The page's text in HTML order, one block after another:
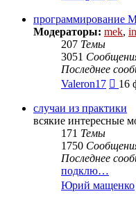
программирование
Модераторы: mek,
207 Темы
3051
Последнее
Valeron17
16
случаи из практики
всякие интересные
171 Темы
1750
Последнее
подклю…
Юрий мащенко